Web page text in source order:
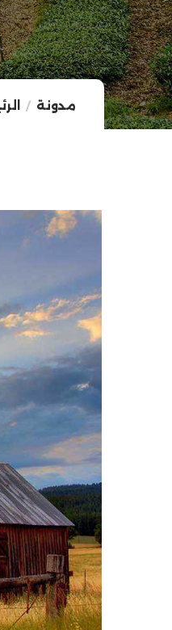
مدونة